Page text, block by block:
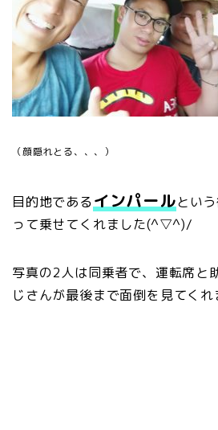
（顔隠れとる、、、）
目的地であるインパールとい
って乗せてくれました(^▽^)/
写真の2人は同乗者で、運転席と
じさんが最後まで面倒を見てくれ